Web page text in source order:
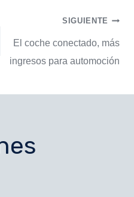
SIGUIENTE
El coche conectado, más
ingresos para automoción